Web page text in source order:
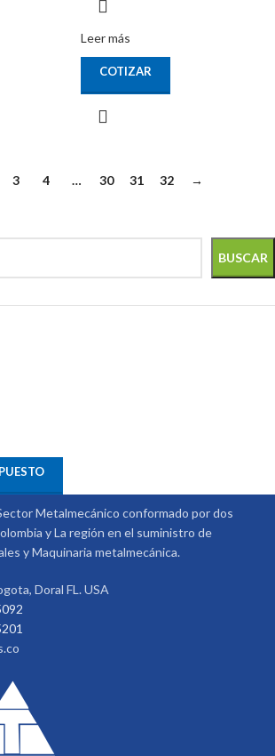
BUSCAR
Leer más
COTIZAR
3 4 … 30 31 32 →
Metalmecánico conformado por dos
y La región en el suministro de
y Maquinaria metalmecánica.
Doral FL. USA